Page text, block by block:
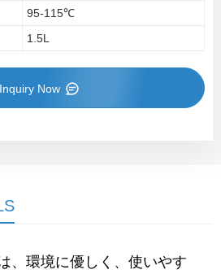
95-115℃
1.5L
Inquiry Now
、環境に優しく、使いやす